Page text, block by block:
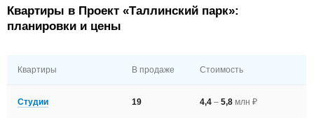
Квартиры в Проект «Таллинский парк»:
планировки и цены
Квартиры В продаже Стоимость
Студии 19 4,4– 5,8млн ₽